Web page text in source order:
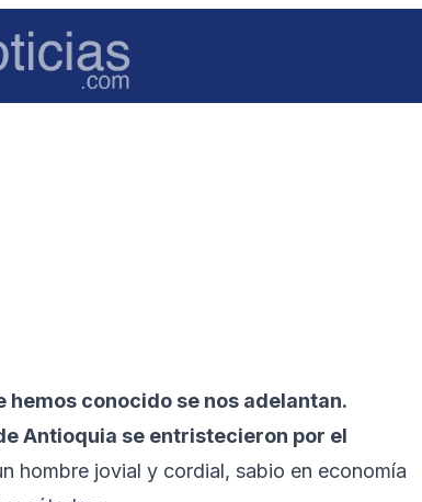
conocido se nos adelantan.
Antioquia se entristecieron por el
hombre jovial y cordial, sabio en economía